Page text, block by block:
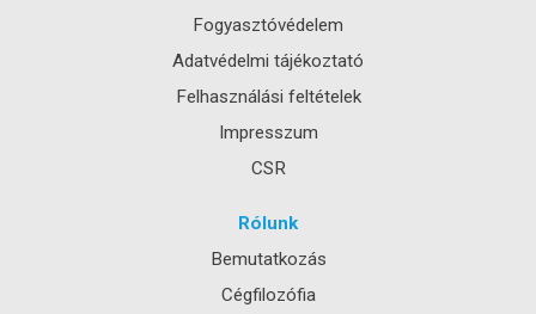
Fogyasztóvédelem
Adatvédelmi tájékoztató
Felhasználási feltételek
Impresszum
CSR
Rólunk
Bemutatkozás
Cégfilozófia